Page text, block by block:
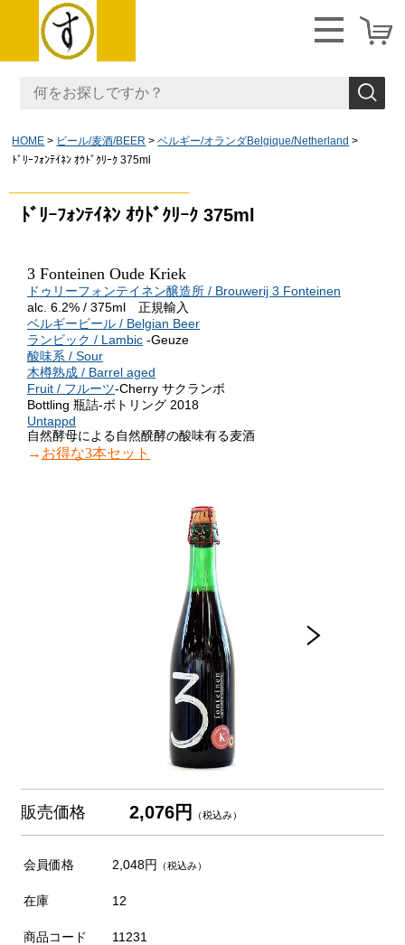
HOME ビール/麦酒/BEER
ベルギー/オランダBelgique/Netherland
ﾄﾞﾘｰﾌｫﾝﾃｲﾈﾝ ｵｳﾄﾞｸﾘｰｸ 375ml
ﾄﾞﾘｰﾌｫﾝﾃｲﾈﾝ ｵｳﾄﾞｸﾘｰｸ 375ml
3 Fonteinen Oude Kriek
ドゥリーフォンテイネン醸造所 / Brouwerij 3 Fonteinen
alc. 6.2% / 375ml 正規輸入
ベルギービール / Belgian Beer
ランビック / Lambic -Geuze
酸味系 / Sour
木樽熟成 / Barrel aged
Fruit / フルーツ-Cherry サクランボ
Bottling 瓶詰-ボトリング 2018
Untappd
自然酵母による自然醗酵の酸味有る麦酒
→ お得な3本セット
販売価格 2,076円 （税込み）
会員価格 2,048円 （税込み）
在庫 12
商品コード 11231